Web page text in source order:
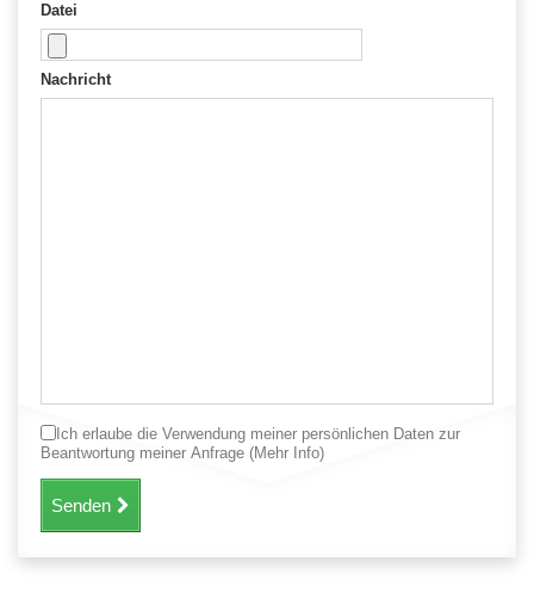
Datei
Nachricht
Ich erlaube die Verwendung meiner persönlichen Daten zur
Beantwortung meiner Anfrage (Mehr Info)
Senden